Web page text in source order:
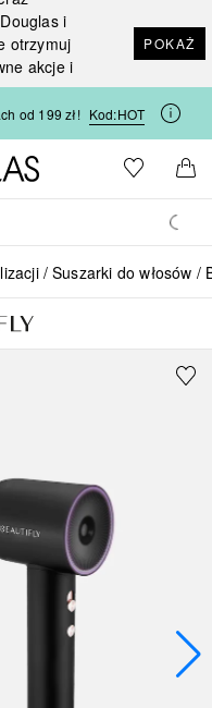
i
otrzymuj
akcje i
POKAŻ
od 199 zł! Kod:HOT
Strona główna Douglas
Do listyDo
Suszarki do włosów